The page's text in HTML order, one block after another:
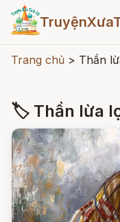
Trang chủ > Thần
🏷 Thần lừa